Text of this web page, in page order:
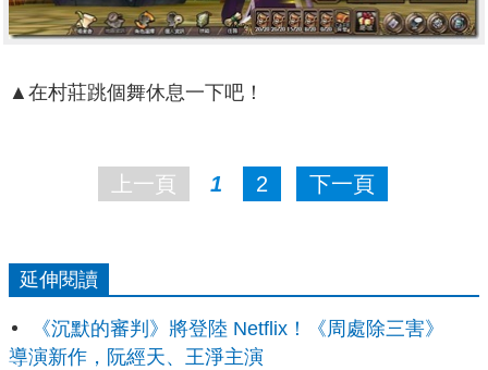
▲在村莊跳個舞休息一下吧！
上一頁 1 2 下一頁
延伸閱讀
《沉默的審判》將登陸 Netflix！《周處除三害》
導演新作，阮經天、王淨主演